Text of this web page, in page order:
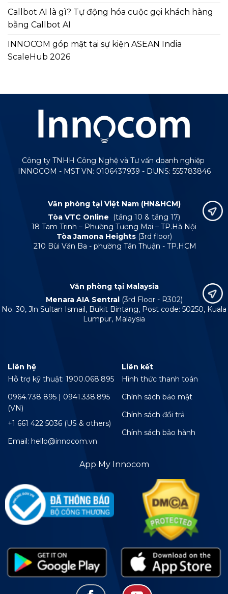
Callbot AI là gì? Tự động hóa cuộc gọi khách hàng
bằng Callbot AI
INNOCOM góp mặt tại sự kiện ASEAN India
ScaleHub 2026
Công ty TNHH Công Nghệ và Tư vấn doanh nghiệp
INNOCOM - MST VN: 0106437939 - DUNS: 555783846
Văn phòng tại Việt Nam (HN&HCM)
Tòa VTC Online
(tầng 10 & tầng 17)
18 Tam Trinh – Phường Tương Mai – TP.Hà Nội
Tòa Jamona Heights (3rd floor)
210 Bùi Văn Ba - phường Tân Thuận - TP.HCM
Văn phòng tại Malaysia
Menara AIA Sentral (3rd Floor - R302)
No. 30, Jln Sultan Ismail, Bukit Bintang, Post code: 50250, Kuala
Lumpur, Malaysia
Liên hệ
Hỗ trợ kỹ thuật: 1900.068.895
0964.738 895 | 0941.338.895
(VN)
+1 661 422 5036 (US & others)
Email: hello@innocom.vn
Liên kết
Hình thức thanh toán
Chính sách bảo mật
Chính sách đổi trả
Chính sách bảo hành
App My Innocom